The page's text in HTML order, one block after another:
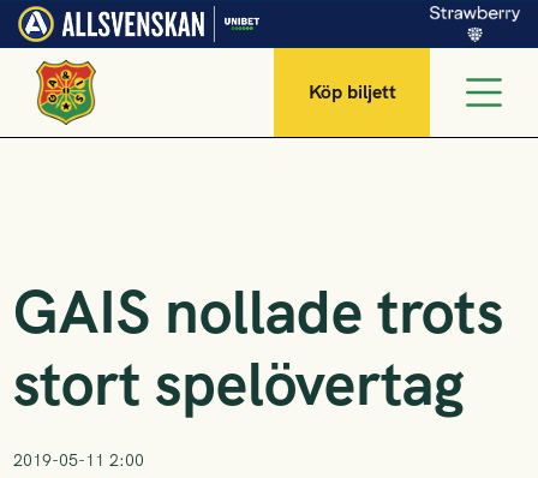
Köp biljett
GAIS nollade trots
stort spelövertag
2019-05-11 2:00